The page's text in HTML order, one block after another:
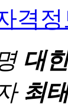
격
대
최